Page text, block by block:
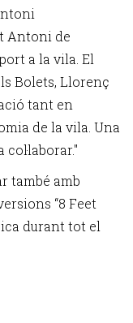
Antoni de
a la vila. El
Bolets, Llorenç
tant en
de la vila. Una
també amb
“8 Feet
durant tot el